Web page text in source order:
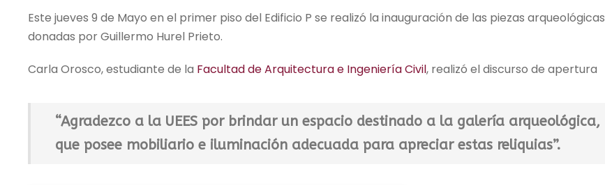
Este jueves 9 de Mayo en el primer piso del Edificio P se realizó la inauguración de las piezas arqueológicas
donadas por Guillermo Hurel Prieto.
Carla Orosco, estudiante de la Facultad de Arquitectura e Ingeniería Civil, realizó el discurso de apertura
“Agradezco a la UEES por brindar un espacio destinado a la galería arqueológica,
que posee mobiliario e iluminación adecuada para apreciar estas reliquias”.